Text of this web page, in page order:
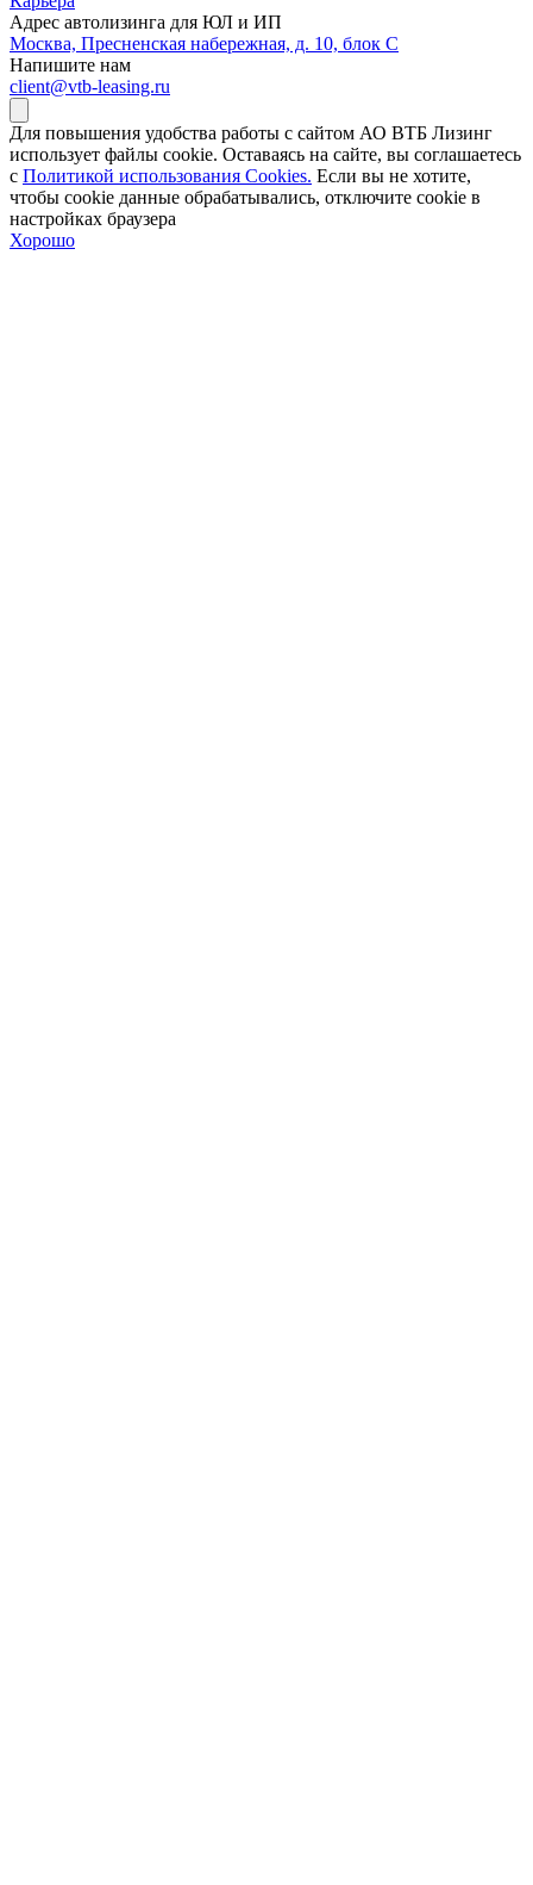
Адрес автолизинга для ЮЛ и ИП
Москва, Пресненская набережная, д. 10, блок С
Напишите нам
client@vtb-leasing.ru
Для повышения удобства работы с сайтом АО ВТБ Лизинг
использует файлы cookie. Оставаясь на сайте, вы соглашаетесь
с Политикой использования Cookies. Если вы не хотите,
чтобы сookie данные обрабатывались, отключите cookie в
настройках браузера
Хорошо